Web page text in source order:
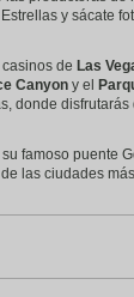
y sácate
de Las
Canyon y el
donde
su famoso puente
las ciudades